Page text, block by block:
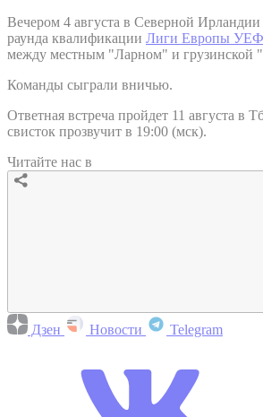
Вечером 4 августа в Северной Ирландии
раунда квалификации Лиги Европы
между местным "Ларном" и грузинской
Команды сыграли вничью.
Ответная встреча пройдет 11 августа в
свисток прозвучит в 19:00 (мск).
Читайте нас в
Дзен Новости Telegram